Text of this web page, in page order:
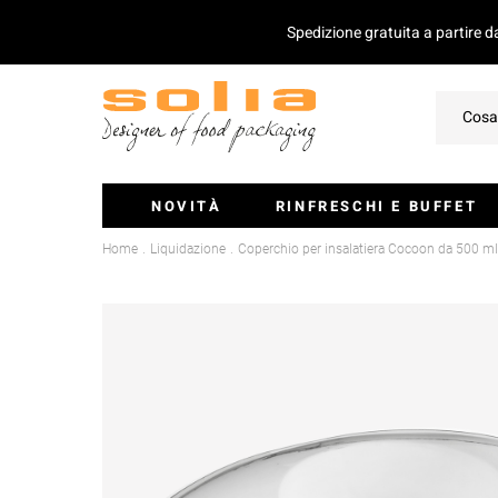
Spedizione gratuita a partire
NOVITÀ RINFRESCHI E BUFFET
Ciotoline E Monoporzioni
Stecchini E Mini-Posate
Home Liquidazione Coperchio per insalatiera Cocoon da 500 ml